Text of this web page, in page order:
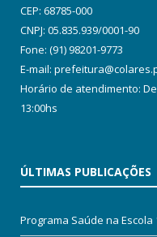
CEP: 68785-000
CNPJ: 05.835.939/0001-90
Fone: (91) 98201-9773
E-mail:
Horário de atendimento:
13:00hs
ÚLTIMAS PUBLICAÇÕES
Programa Saúde na Escola